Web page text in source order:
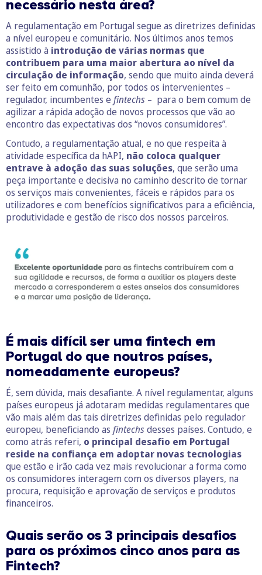
necessário nesta área?
A regulamentação em Portugal segue as diretrizes definidas
a nível europeu e comunitário. Nos últimos anos temos
assistido à introdução de várias normas que
contribuem para uma maior abertura ao nível da
circulação de informação, sendo que muito ainda deverá
ser feito em comunhão, por todos os intervenientes –
regulador, incumbentes e fintechs – para o bem comum de
agilizar a rápida adoção de novos processos que vão ao
encontro das expectativas dos “novos consumidores”.
Contudo, a regulamentação atual, e no que respeita à
atividade específica da hAPI, não coloca qualquer
entrave à adoção das suas soluções, que serão uma
peça importante e decisiva no caminho descrito de tornar
os serviços mais convenientes, fáceis e rápidos para os
utilizadores e com benefícios significativos para a eficiência,
produtividade e gestão de risco dos nossos parceiros.
É mais difícil ser uma fintech em
Portugal do que noutros países,
nomeadamente europeus?
É, sem dúvida, mais desafiante. A nível regulamentar, alguns
países europeus já adotaram medidas regulamentares que
vão mais além das tais diretrizes definidas pelo regulador
europeu, beneficiando as fintechsdesses países. Contudo, e
como atrás referi, o principal desafio em Portugal
reside na confiança em adoptar novas tecnologias
que estão e irão cada vez mais revolucionar a forma como
os consumidores interagem com os diversos players, na
procura, requisição e aprovação de serviços e produtos
financeiros.
Quais serão os 3 principais desafios
para os próximos cinco anos para as
Fintech?